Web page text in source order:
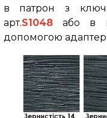
в патрон з
арт.S1048або в
допомогою